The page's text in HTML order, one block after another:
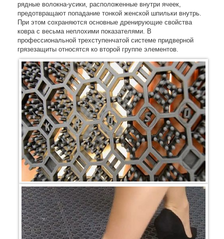
рядные волокна-усики, расположенные внутри ячеек,
предотвращают попадание тонкой женской шпильки внутрь.
При этом сохраняются основные дренирующие свойства
ковра с весьма неплохими показателями. В
профессиональной трехступенчатой системе придверной
грязезащиты относятся ко второй группе элементов.